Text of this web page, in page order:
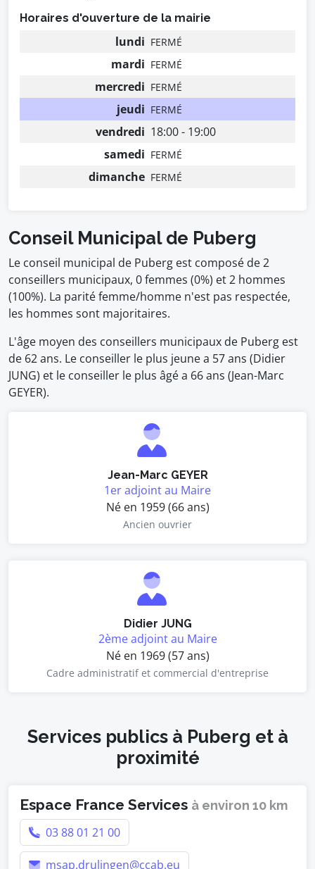
Horaires d'ouverture de la mairie
lundi FERMÉ
mardi FERMÉ
mercredi FERMÉ
jeudi FERMÉ
vendredi 18:00 - 19:00
samedi FERMÉ
dimanche FERMÉ
Conseil Municipal de Puberg
Le conseil municipal de Puberg est composé de 2
conseillers municipaux, 0 femmes (0%) et 2 hommes
(100%). La parité femme/homme n'est pas respectée,
les hommes sont majoritaires.
L'âge moyen des conseillers municipaux de Puberg est
de 62 ans. Le conseiller le plus jeune a 57 ans (Didier
JUNG) et le conseiller le plus âgé a 66 ans (Jean-Marc
GEYER).
Jean-Marc GEYER
1er adjoint au Maire
Né en 1959 (66 ans)
Ancien ouvrier
Didier JUNG
2ème adjoint au Maire
Né en 1969 (57 ans)
Cadre administratif et commercial d'entreprise
Services publics à Puberg et à
proximité
Espace France Services à environ 10 km
03 88 01 21 00
msap.drulingen@ccab.eu